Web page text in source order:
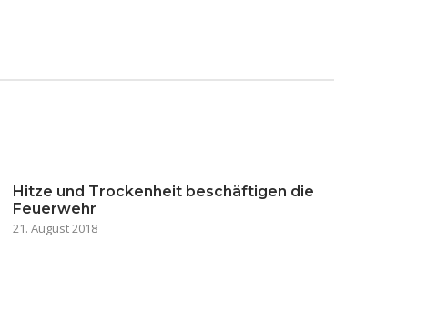
Hitze und Trockenheit beschäftigen die
Feuerwehr
21. August 2018